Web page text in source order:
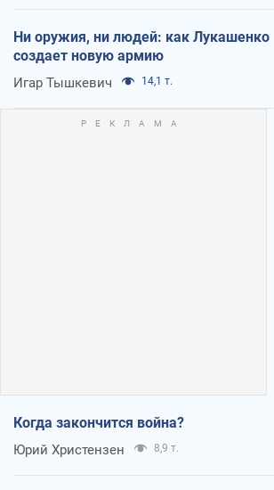
Ни оружия, ни людей: как Лукашенко
создает новую армию
Игар Тышкевич 14,1 т.
Когда закончится война?
Юрий Христензен 8,9 т.